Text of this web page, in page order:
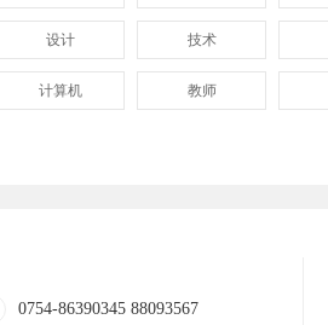
设计 技术
计算机 教师
0754-86390345 88093567